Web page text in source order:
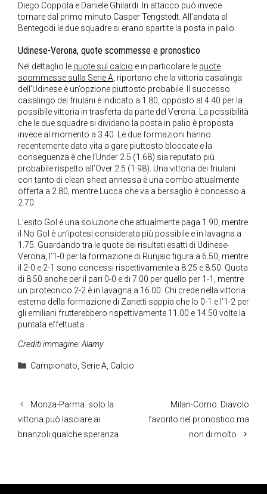
Diego Coppola e Daniele Ghilardi. In attacco può invece
tornare dal primo minuto Casper Tengstedt. All’andata al
Bentegodi le due squadre si erano spartite la posta in palio.
Udinese-Verona, quote scommesse e pronostico
Nel dettaglio le quote sul calcio e in particolare le quote
scommesse sulla Serie A, riportano che la vittoria casalinga
dell’Udinese è un’opzione piuttosto probabile. Il successo
casalingo dei friulani è indicato a 1.80, opposto al 4.40 per la
possibile vittoria in trasferta da parte del Verona. La possibilità
che le due squadre si dividano la posta in palio è proposta
invece al momento a 3.40. Le due formazioni hanno
recentemente dato vita a gare piuttosto bloccate e la
conseguenza è che l’Under 2.5 (1.68) sia reputato più
probabile rispetto all’Over 2.5 (1.98). Una vittoria dei friulani
con tanto di clean sheet annessa è una combo attualmente
offerta a 2.80, mentre Lucca che va a bersaglio è concesso a
2.70.
L’esito Gol è una soluzione che attualmente paga 1.90, mentre
il No Gol è un’ipotesi considerata più possibile e in lavagna a
1.75. Guardando tra le quote dei risultati esatti di Udinese-
Verona, l’1-0 per la formazione di Runjaic figura a 6.50, mentre
il 2-0 e 2-1 sono concessi rispettivamente a 8.25 e 8.50. Quota
di 8.50 anche per il pari 0-0 e di 7.00 per quello per 1-1, mentre
un pirotecnico 2-2 è in lavagna a 16.00. Chi crede nella vittoria
esterna della formazione di Zanetti sappia che lo 0-1 e l’1-2 per
gli emiliani frutterebbero rispettivamente 11.00 e 14.50 volte la
puntata effettuata.
Crediti immagine: Alamy
Categorie
Campionato, Serie A, Calcio
Monza-Parma: solo la
vittoria può lasciare ai
brianzoli qualche speranza
Milan-Como: Diavolo
favorito nel pronostico ma
non di molto